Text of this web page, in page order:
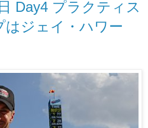
Day4 プラクティス
はジェイ・ハワー